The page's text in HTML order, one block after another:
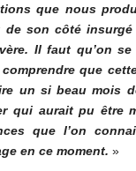
que nous
de son côté
Il faut qu’on
comprendre que
un si beau mois
qui aurait pu être
que l’on
en ce moment. »